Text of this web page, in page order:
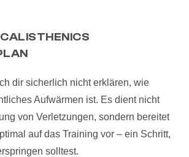
dir sicherlich nicht erklären, wie
Aufwärmen ist. Es dient nicht
von Verletzungen, sondern bereitet
auf das Training vor – ein Schritt,
solltest.